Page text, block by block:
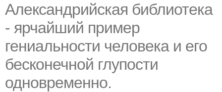
Александрийская библиотека
- ярчайший пример
гениальности человека и его
бесконечной глупости
одновременно.